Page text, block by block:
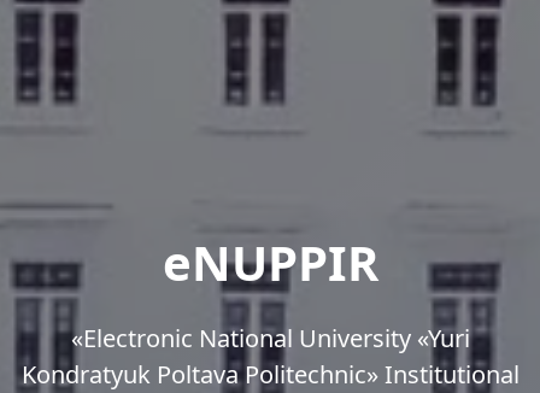
eNUPPIR
«Еlectronic National University «Yuri
Kondratyuk Poltava Politechnic» Institutional